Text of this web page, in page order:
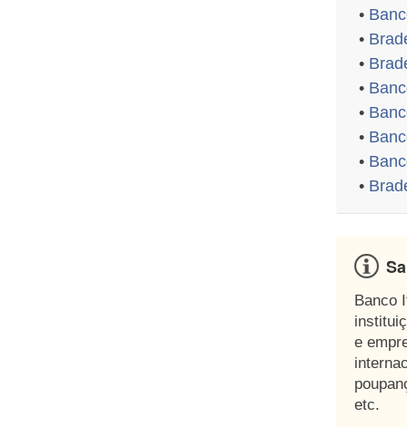
•
•
•
•
•
•
•
•
Banco
e
etc.